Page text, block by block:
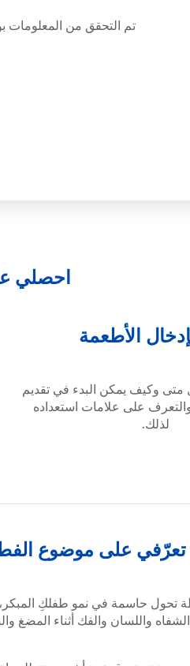
تم التحقق من المعلومات
احصلي
الأطعمة
متى وكيف يمكن البدء في تقديم
على علامات استعداده
لذلك.
تعرّفي على موضوع
تحول حاسمة في نمو طفلكِ
واللسان والفك أثناء المضغ